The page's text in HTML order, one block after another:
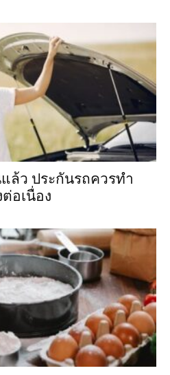
ล้ว ประกันรถควรทำ
อเนื่อง